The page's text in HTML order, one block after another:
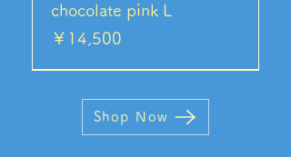
chocolate pink L
価格
￥14,500
Shop Now